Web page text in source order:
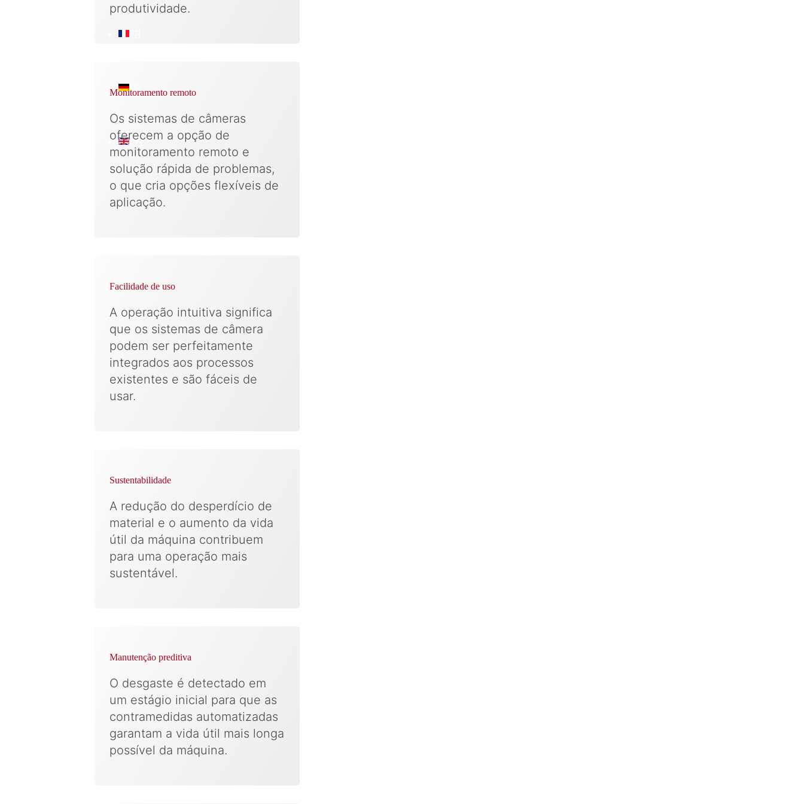
DE
EN
produtividade.
Monitoramento remoto
Os sistemas de câmeras
oferecem a opção de
monitoramento remoto e
solução rápida de problemas,
o que cria opções flexíveis de
aplicação.
Facilidade de uso
A operação intuitiva significa
que os sistemas de câmera
podem ser perfeitamente
integrados aos processos
existentes e são fáceis de
usar.
Sustentabilidade
A redução do desperdício de
material e o aumento da vida
útil da máquina contribuem
para uma operação mais
sustentável.
Manutenção preditiva
O desgaste é detectado em
um estágio inicial para que as
contramedidas automatizadas
garantam a vida útil mais longa
possível da máquina.